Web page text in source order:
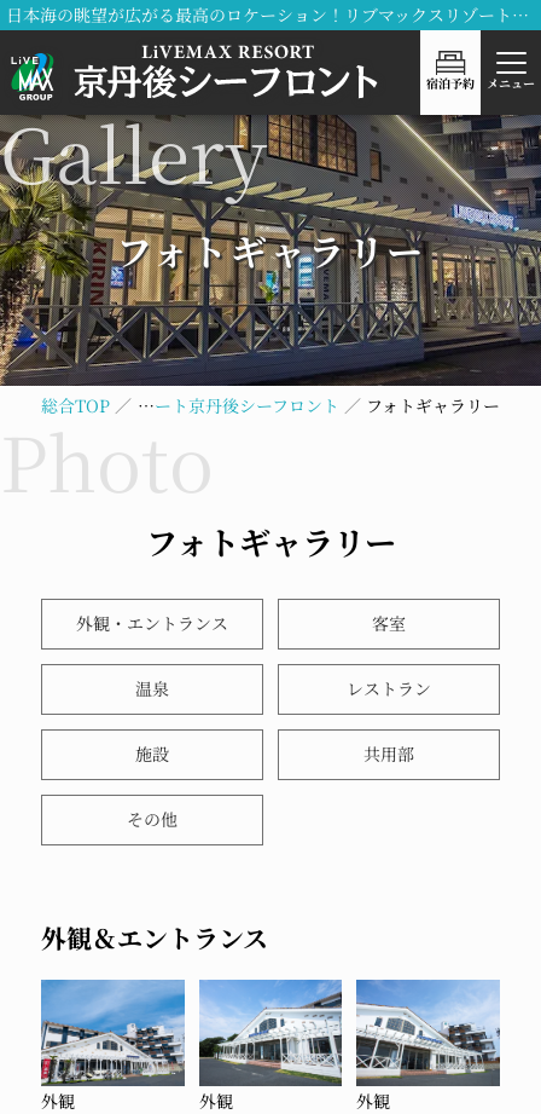
日本海の眺望が広がる最高のロケーション！リブマックスリゾート京丹後シーフロント
宿泊予約 メニュー
フォトギャラリー
総合TOP リブマックスリゾート京丹後シーフロント フォトギャラリー
フォトギャラリー
外観・エントランス 客室
温泉 レストラン
施設 共用部
その他
外観＆エントランス
外観 外観 外観